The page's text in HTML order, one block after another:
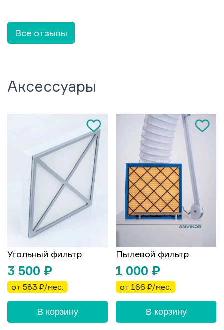
Все отзывы
Аксессуары
Угольный фильтр
3 500 ₽
от 583 ₽/мес.
В корзину
Пылевой фильтр
1 000 ₽
от 166 ₽/мес.
В корзину